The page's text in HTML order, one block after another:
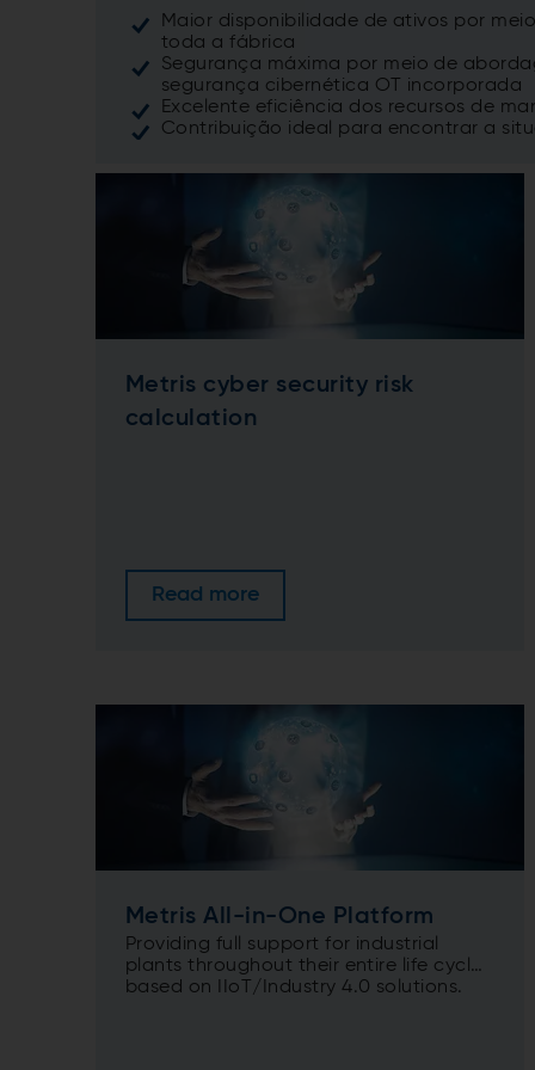
Maior disponibilidade de ativos por
toda a fábrica
Segurança máxima por meio de
segurança cibernética OT incorporada
Excelente eficiência dos recursos de
Contribuição ideal para encontrar a
Metris cyber security risk
calculation
Read more
Metris All-in-One Platform
Providing full support for industrial
plants throughout their entire life cycle
based on IIoT/Industry 4.0 solutions.